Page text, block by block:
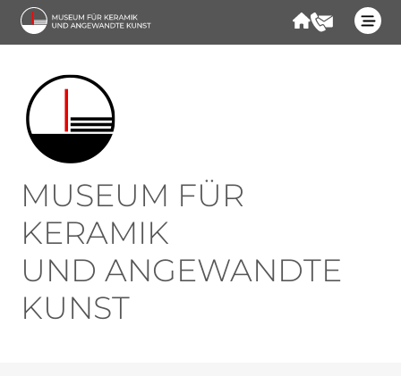
ForumKontakt
Start
Besuchen
Programm
Kontakt
MUSEUM FÜR
KERAMIK
UND ANGEWANDTE
KUNST